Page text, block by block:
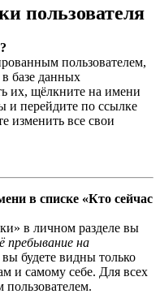
пользователя
пользователем,
базе данных
их, щёлкните на имени
и перейдите по ссылке
изменить все свои
в списке «Кто сейчас
в личном разделе вы
пребывание на
вы будете видны только
и самому себе. Для всех